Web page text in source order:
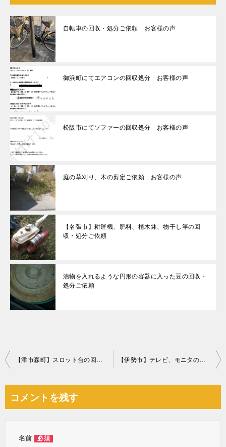
自転車の回収・処分ご依頼 お客様の声
御浜町にてエアコンの回収処分 お客様の声
松阪市にてソファーの回収処分 お客様の声
庭の草刈り、木の剪定ご依頼 お客様の声
【名張市】耕運機、肥料、植木鉢、物干し竿の回
収・処分ご依頼
漬物を入れるような円形の容器に入った豆の回収・
処分ご依頼
投
ビ
【津市森町】スロット台の回収・処分ご依頼 お客様の声 【伊勢市】テレビ、モニタの回収・処分ご依頼 お客様の声
コメントを残す
名前 必須